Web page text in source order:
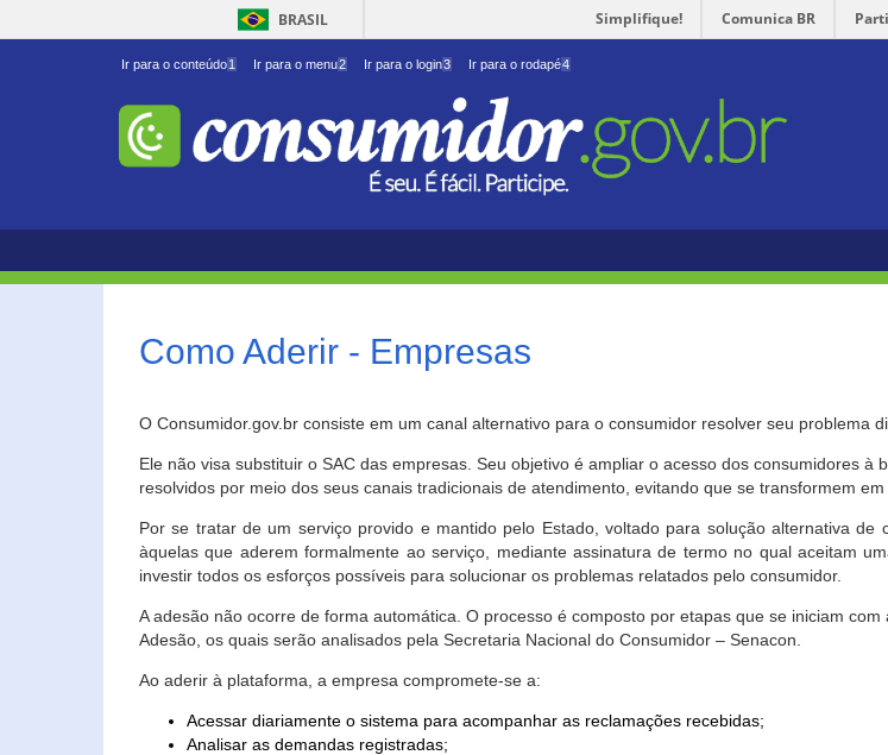
BRASIL Simplifique! Comunica BR
Ir para o conteúdo1 Ir para o menu2 Ir para o login3 Ir para o rodapé4
Como Aderir - Empresas
O Consumidor.gov.br consiste em um canal alternativo para o consumidor resolver seu problema
Ele não visa substituir o SAC das empresas. Seu objetivo é ampliar o acesso dos consumidores
resolvidos por meio dos seus canais tradicionais de atendimento, evitando que se transformem
Por se tratar de um serviço provido e mantido pelo Estado, voltado para solução alternativa
àquelas que aderem formalmente ao serviço, mediante assinatura de termo no qual aceitam
investir todos os esforços possíveis para solucionar os problemas relatados pelo consumidor.
A adesão não ocorre de forma automática. O processo é composto por etapas que se iniciam
Adesão, os quais serão analisados pela Secretaria Nacional do Consumidor – Senacon.
Ao aderir à plataforma, a empresa compromete-se a:
Acessar diariamente o sistema para acompanhar as reclamações recebidas;
Analisar as demandas registradas;